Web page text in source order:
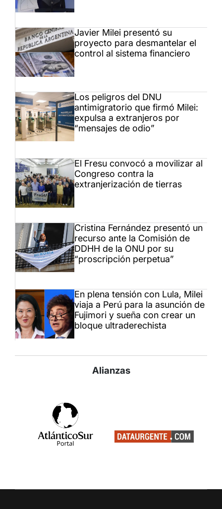
Javier Milei presentó su
proyecto para desmantelar el
control al sistema financiero
Los peligros del DNU
antimigratorio que firmó Milei:
expulsa a extranjeros por
“mensajes de odio”
El Fresu convocó a movilizar al
Congreso contra la
extranjerización de tierras
Cristina Fernández presentó un
recurso ante la Comisión de
DDHH de la ONU por su
“proscripción perpetua”
En plena tensión con Lula, Milei
viaja a Perú para la asunción de
Fujimori y sueña con crear un
bloque ultraderechista
Alianzas